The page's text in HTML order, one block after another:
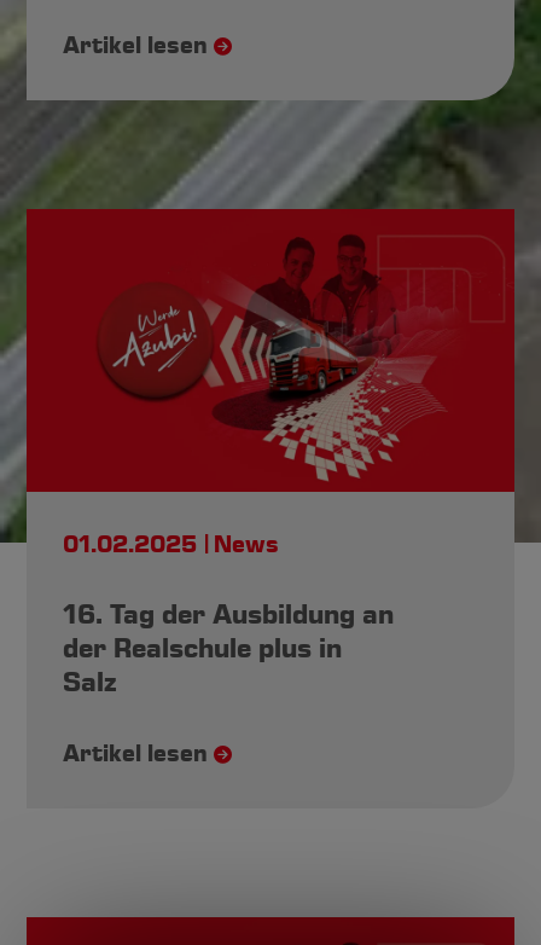
Neuigkeiten,
Made by Michels
Geschichten rund um die Karl Michels GmbH
Artikel lesen
01.02.2025 News
16. Tag der Ausbildung an
der Realschule plus in
Salz
Artikel lesen